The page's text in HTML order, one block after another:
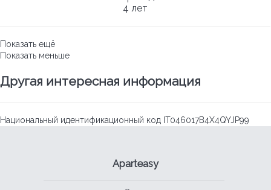
4 лет
Показать ещё
Показать меньше
Другая интересная информация
Национальный идентификационный код IT046017B4X4QYJP99
Aparteasy